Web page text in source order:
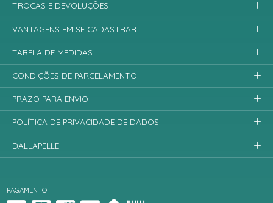
PAGAMENTO
TROCAS E DEVOLUÇÕES
VANTAGENS EM SE CADASTRAR
TABELA DE MEDIDAS
CONDIÇÕES DE PARCELAMENTO
PRAZO PARA ENVIO
POLÍTICA DE PRIVACIDADE DE DADOS
DALLAPELLE